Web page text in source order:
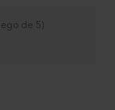
de 5)